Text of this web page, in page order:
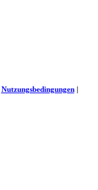
Nutzungsbedingungen|